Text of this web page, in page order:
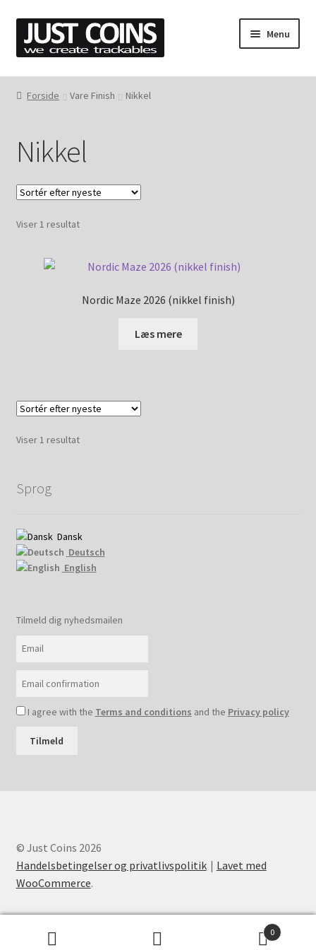
Spring
til
navigation
Spring
til
indhold
Menu
Forside
Kasse
Aktivering
Forsendelse
Handelsbetingelser og privatlivspolitik
Shop (old)
Forside Vare Finish Nikkel
Nikkel
Viser 1 resultat
Nordic Maze 2026 (nikkel finish)
Læs mere
Viser 1 resultat
Sprog
Dansk
Deutsch
English
Tilmeld dig nyhedsmailen
I agree with the Terms and conditions and the Privacy policy
Tilmeld
© Just Coins 2026
Handelsbetingelser og privatlivspolitik
Lavet med
WooCommerce.
0